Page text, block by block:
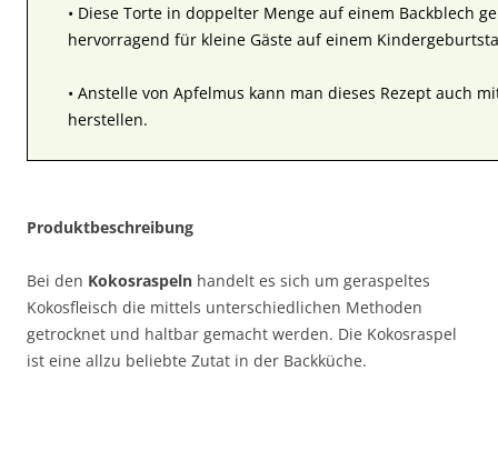
• Diese Torte in doppelter Menge auf einem Backblech
hervorragend für kleine Gäste auf einem
• Anstelle von Apfelmus kann man dieses Rezept auch
herstellen.
Produktbeschreibung
Bei den Kokosraspeln handelt es sich um geraspeltes
Kokosfleisch die mittels unterschiedlichen Methoden
getrocknet und haltbar gemacht werden. Die Kokosraspel
ist eine allzu beliebte Zutat in der Backküche.